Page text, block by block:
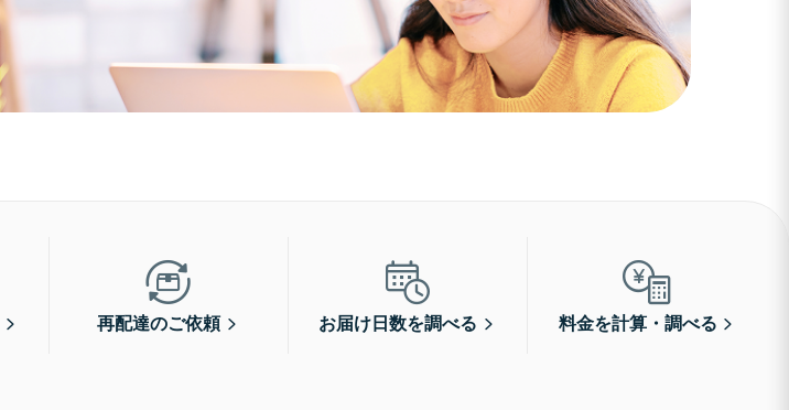
再配達のご依頼 お届け日数を調べる 料金を計算・調べる